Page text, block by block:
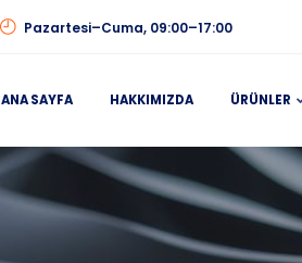
Pazartesi–Cuma, 09:00–17:00
ANA SAYFA HAKKIMIZDA ÜRÜNLER